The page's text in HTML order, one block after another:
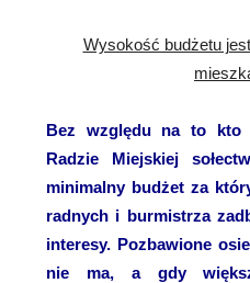
Wysokość budżetu
Bez względu na to kto
Radzie Miejskiej
minimalny budżet za
radnych i burmistrza
interesy. Pozbawione
nie ma, a gdy